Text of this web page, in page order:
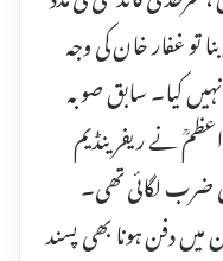
تو غفار خان کی وجہ
کیا۔ سابق صوبہ
اعظمؒ نے ریفرینڈیم
ضرب لگائی تھی۔
دفن ہونا بھی پسند